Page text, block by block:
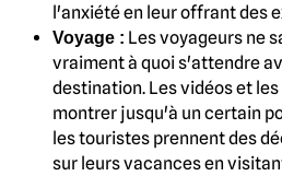
l'anxiété en leur offrant des
Voyage : Les voyageurs ne
vraiment à quoi s'attendre
destination. Les vidéos et
montrer jusqu'à un certain
les touristes prennent des
sur leurs vacances en